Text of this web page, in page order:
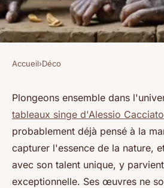
Explore les œuvres
de tableaux singe
cacciatore
Benjamin• 16 février 2025• 8 min de
Accueil›Déco
Plongeons ensemble dans
tableaux singe d'Alessio
probablement déjà pensé à la
capturer l'essence de la nature,
avec son talent unique, y
exceptionnelle. Ses œuvres ne